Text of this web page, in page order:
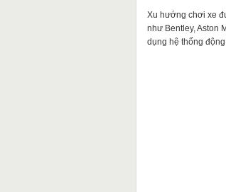
Xu hướng chơi xe
như Bentley, Aston
dụng hệ thống